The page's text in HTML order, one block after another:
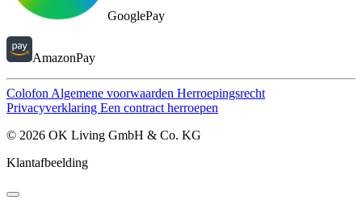
GooglePay
AmazonPay
Colofon Algemene voorwaarden Herroepingsrecht
Privacyverklaring Een contract herroepen
© 2026 OK Living GmbH & Co. KG
Klantafbeelding